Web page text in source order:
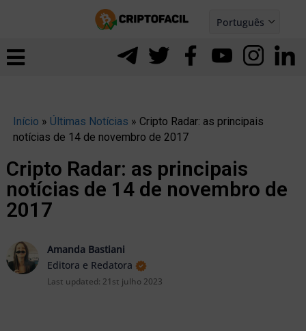
Português
Español
Início » Últimas Notícias » Cripto Radar: as principais
notícias de 14 de novembro de 2017
Cripto Radar: as principais
notícias de 14 de novembro de
2017
Amanda Bastiani
Editora e Redatora
Last updated: 21st julho 2023